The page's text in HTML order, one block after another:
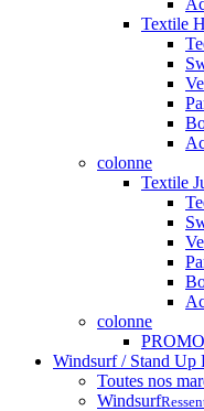
Textile
colonne
Textile
colonne
Windsurf / Stand Up
Toutes nos
Windsurf